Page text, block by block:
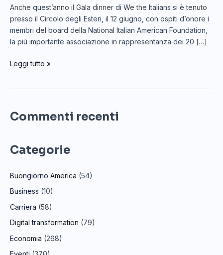
Anche quest’anno il Gala dinner di We the Italians si è tenuto
presso il Circolo degli Esteri, il 12 giugno, con ospiti d’onore i
membri del board della National Italian American Foundation,
la più importante associazione in rappresentanza dei 20 […]
Italia
Leggi tutto »
Commenti recenti
Categorie
Buongiorno America (54)
Business (10)
Carriera (58)
Digital transformation (79)
Economia (268)